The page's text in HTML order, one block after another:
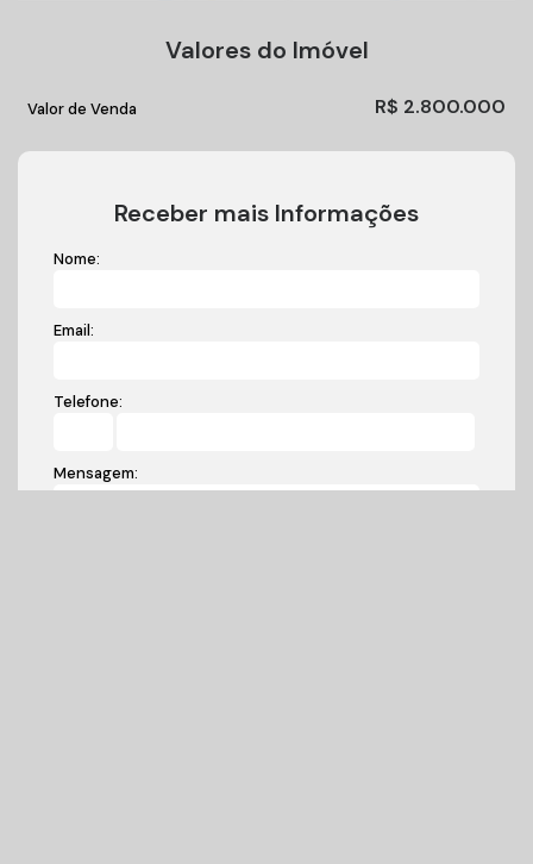
Valores do Imóvel
R$ 2.800.000
Valor de Venda
Receber mais Informações
Nome:
Email:
Telefone:
Mensagem: